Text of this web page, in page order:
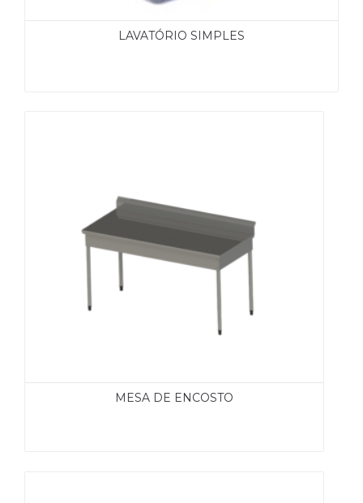
LAVATÓRIO SIMPLES
MESA DE ENCOSTO